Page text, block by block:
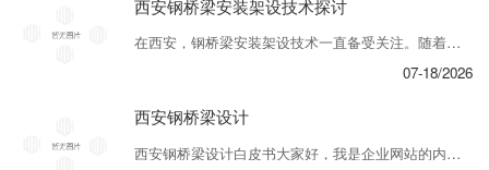
西安钢桥梁安装架设技术探讨
在西安，钢桥梁安装架设技术一直备受关注。随着城市建设的不断推进，桥梁作为重要的交通基础设施承担着连接城市的重要角色。而如何..、 地完成钢桥梁的安装与架设，一直是行业探讨的焦点之一。钢桥梁的安装架设需要经过精心的规划和施工过程。首先，工程团队会对桥梁的结构特点、周围环境等进行..评估，并制定详细的施工方案。在实际施工...
07-18/2026
西安钢桥梁设计
西安钢桥梁设计白皮书大家好，我是企业网站的内容编辑。在这篇文章中，我想和大家分享一些关于西安钢桥梁设计的相关信息。西安钢桥梁设计从事桥梁工程多年，专注于为客户提供高质量、可靠性强的桥梁设计方案。我们的设计团队由经验丰富的工程师组成，他们在桥梁设计领域拥有广泛的知识和专业技能。在西安钢桥梁设计的工作流程中，我们始终以客户...